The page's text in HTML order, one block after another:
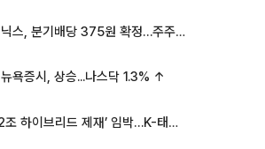
SK하이닉스, 분기배당 375원 확정…주주환원책 9월로 앞당겨 발표
뉴욕증시, 상승...나스닥 1.3% ↑
美 ‘232조 하이브리드 제재’ 임박…K-태양광, 불확실성 털고 날개 다나